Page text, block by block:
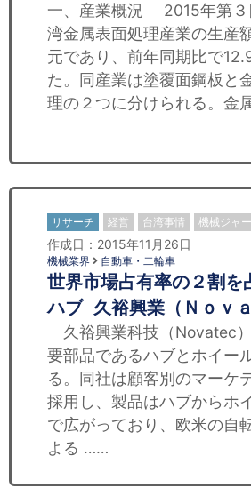
一、産業概況 2015年第３
湾金属表面処理産業の生産
元であり、前年同期比で
た。同産業は塗覆面鋼板と
理の２つに分けられる。金
リサーチ 経営 台湾事情 機械ジャ
作成日：2015年11月26日
機械業界 自動車・二輪車
世界市場占有率の２割を
ハブ 久裕興業（Ｎｏｖａ
久裕興業科技（Novatec
要部品であるハブとホイー
る。同社は顧客別のマーケ
採用し、製品はハブからホ
で広がっており、欧米の自
よる ……